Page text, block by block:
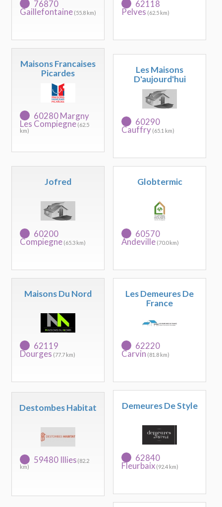
76870
Gaillefontaine (55.8 km)
62118
Pelves (62.5 km)
Maisons Francaises
Picardes
60280 Margny
Les Compiegne (62.5
km)
Les Maisons
D'aujourd'hui
60290
Cauffry (65.1 km)
Jofred
60200
Compiegne (65.3 km)
Globtermic
60570
Andeville (70.0 km)
Maisons Du Nord
62119
Dourges (77.7 km)
Les Demeures De
France
62220
Carvin (81.8 km)
Destombes Habitat
59480 Illies (82.2
km)
Demeures De Style
62840
Fleurbaix (92.4 km)